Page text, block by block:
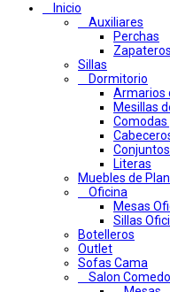
Inicio
Auxiliares
Perchas
Zapateros
Sillas
Dormitorio
Armarios
Mesillas
Literas
Muebles de
Oficina
Mesas
Sillas
Botelleros
Outlet
Sofas Cama
Salon